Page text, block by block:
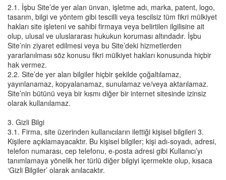
2.1. İşbu Site’de yer alan ünvan, işletme adı, marka, patent, logo,
tasarım, bilgi ve yöntem gibi tescilli veya tescilsiz tüm fikri mülkiyet
hakları site işleteni ve sahibi firmaya veya belirtilen ilgilisine ait
olup, ulusal ve uluslararası hukukun koruması altındadır. İşbu
Site’nin ziyaret edilmesi veya bu Site’deki hizmetlerden
yararlanılması söz konusu fikri mülkiyet hakları konusunda hiçbir
hak vermez.
2.2. Site’de yer alan bilgiler hiçbir şekilde çoğaltılamaz,
yayınlanamaz, kopyalanamaz, sunulamaz ve/veya aktarılamaz.
Site’nin bütünü veya bir kısmı diğer bir internet sitesinde izinsiz
olarak kullanılamaz.
3. Gizli Bilgi
3.1. Firma, site üzerinden kullanıcıların ilettiği kişisel bilgileri 3.
Kişilere açıklamayacaktır. Bu kişisel bilgiler; kişi adı-soyadı, adresi,
telefon numarası, cep telefonu, e-posta adresi gibi Kullanıcı’yı
tanımlamaya yönelik her türlü diğer bilgiyi içermekte olup, kısaca
‘Gizli Bilgiler’ olarak anılacaktır.